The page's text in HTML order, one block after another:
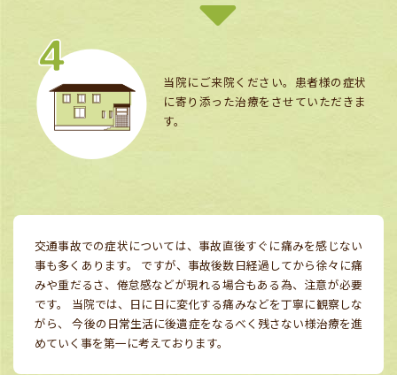
当院にご来院ください。患者様の症状
に寄り添った治療をさせていただきま
す。
交通事故での症状については、事故直後すぐに痛みを感じない
事も多くあります。
ですが、事故後数日経過してから徐々に痛
みや重だるさ、倦怠感などが現れる場合もある為、注意が必要
です。
当院では、日に日に変化する痛みなどを丁寧に観察しな
がら、
今後の日常生活に後遺症をなるべく残さない様治療を進
めていく事を第一に考えております。